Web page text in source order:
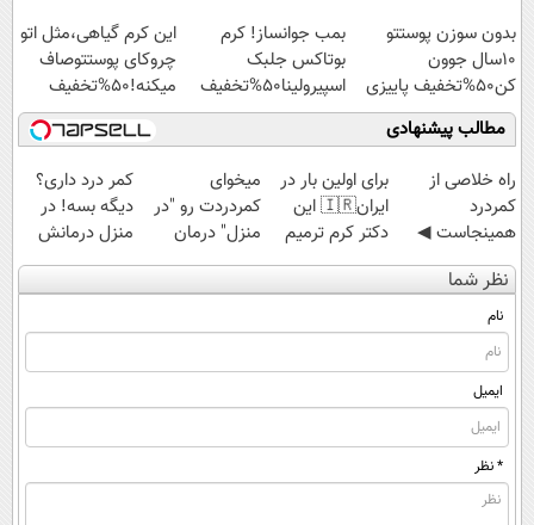
ویژه
بدون سوزن پوستتو
10سال جوون
کن50%تخفیف پاییزی
بمب جوانساز! کرم
بوتاکس جلبک
اسپیرولینا50%تخفیف
این کرم گیاهی،مثل اتو
چروکای پوستتوصاف
میکنه!50%تخفیف
مطالب پیشنهادی
‌راه خلاصی از
کمردرد
همینجاست ◀
فقط کافیه فرم
رو پر کنی!
برای اولین بار در
ایران🇮🇷 این
دکتر کرم ترمیم
کننده 23 روزه
ساخت!
میخوای
کمردردت رو "در
منزل" درمان
کنی؟ (◂فیلم +
◂پرسش‌نامه)
کمر درد داری؟
دیگه بسه! در
منزل درمانش
کن
(◀پرسش‌نامه)
نظر شما
نام
ایمیل
* نظر